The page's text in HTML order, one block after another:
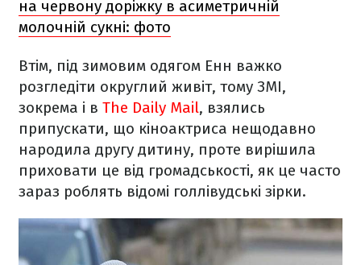
на червону доріжку в асиметричній
молочній сукні: фото
Втім, під зимовим одягом Енн важко
розгледіти округлий живіт, тому ЗМІ,
зокрема і в The Daily Mail, взялись
припускати, що кіноактриса нещодавно
народила другу дитину, проте вирішила
приховати це від громадськості, як це часто
зараз роблять відомі голлівудські зірки.